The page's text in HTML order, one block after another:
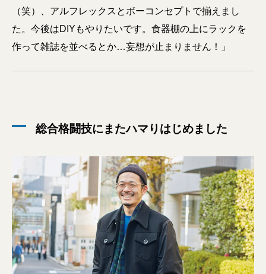
（笑）、アルフレックスとボーコンセプトで揃えまし
た。今後はDIYもやりたいです。食器棚の上にラックを
作って雑誌を並べるとか…妄想が止まりません！」
総合格闘技にまたハマりはじめました